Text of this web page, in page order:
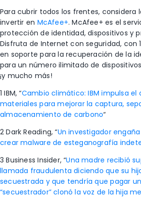
Para cubrir todos los frentes, considera
invertir en McAfee+. McAfee+ es el
protección de identidad, dispositivos y
Disfruta de Internet con seguridad, con
en soporte para la recuperación de la
para un número ilimitado de
¡y mucho más!
1 IBM, “Cambio climático: IBM impulsa el
materiales para mejorar la captura,
almacenamiento de carbono“
2 Dark Reading, “Un investigador
crear malware de esteganografía
3Business Insider, “Una madre recibió
llamada fraudulenta diciendo que su
secuestrada y que tendría que pagar
“secuestrador” clonó la voz de la hija